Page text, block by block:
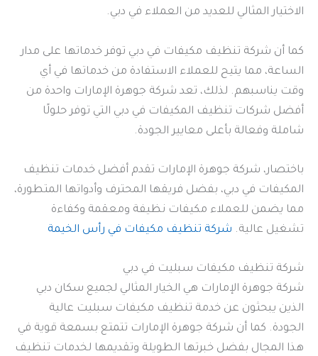
الاختيار المثالي للعديد من العملاء في دبي.
كما أن شركة تنظيف مكيفات في دبي توفر خدماتها على مدار
الساعة، مما يتيح للعملاء الاستفادة من خدماتها في أي
وقت يناسبهم. لذلك، تعد شركة جوهرة الإمارات واحدة من
أفضل شركات تنظيف المكيفات في دبي التي توفر حلولًا
شاملة وفعالة بأعلى معايير الجودة.
باختصار، شركة جوهرة الإمارات تقدم أفضل خدمات تنظيف
المكيفات في دبي، بفضل فريقها المحترف وأدواتها المتطورة،
مما يضمن للعملاء مكيفات نظيفة ومعقمة وكفاءة
تشغيل عالية. شركة تنظيف مكيفات في رأس الخيمة
شركة تنظيف مكيفات سبليت في دبي
شركة جوهرة الإمارات هي الخيار المثالي لجميع سكان دبي
الذين يبحثون عن خدمة تنظيف مكيفات سبليت عالية
الجودة. كما أن شركة جوهرة الإمارات تتمتع بسمعة قوية في
هذا المجال بفضل خبرتها الطويلة وتقديمها لخدمات تنظيف